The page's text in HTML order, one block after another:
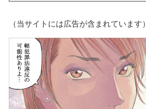
（当サイトには広告が含まれています）